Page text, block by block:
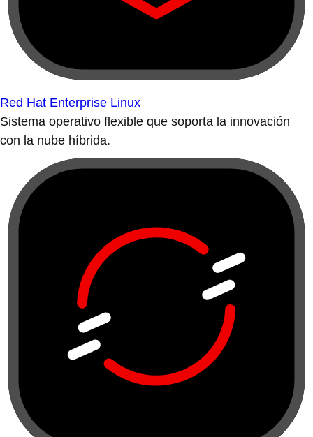
Red Hat Enterprise Linux
Sistema operativo flexible que soporta la innovación
con la nube híbrida.